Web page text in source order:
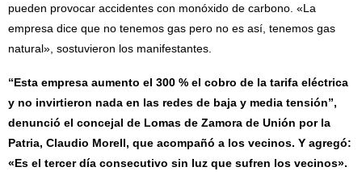
pueden provocar accidentes con monóxido de carbono. «La
empresa dice que no tenemos gas pero no es así, tenemos gas
natural», sostuvieron los manifestantes.
“Esta empresa aumento el 300 % el cobro de la tarifa eléctrica
y no invirtieron nada en las redes de baja y media tensión”,
denunció el concejal de Lomas de Zamora de Unión por la
Patria, Claudio Morell, que acompañó a los vecinos. Y agregó:
«Es el tercer día consecutivo sin luz que sufren los vecinos».